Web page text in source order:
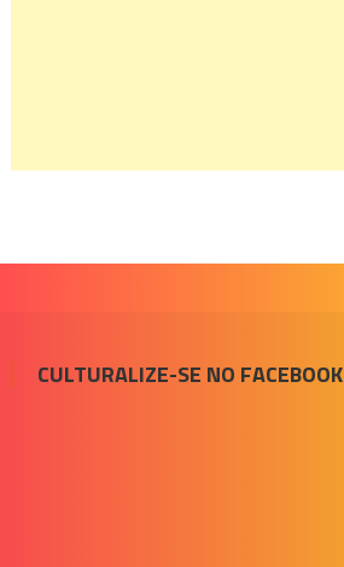
CULTURALIZE-SE NO FACEBOOK